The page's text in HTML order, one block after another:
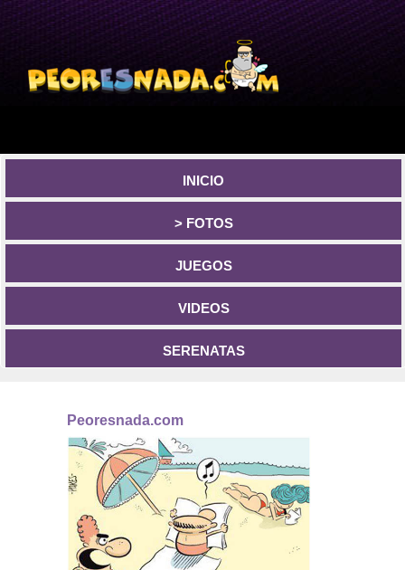
INICIO
> FOTOS
JUEGOS
VIDEOS
SERENATAS
Peoresnada.com